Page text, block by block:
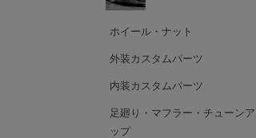
ホイール・ナット
外装カスタムパーツ
内装カスタムパーツ
足廻り・マフラー・チューンア
ップ